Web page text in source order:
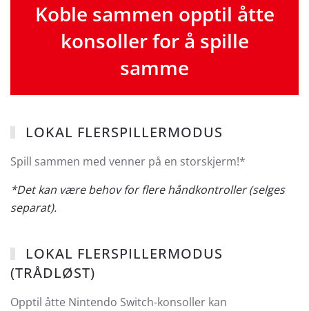
Koble sammen opptil åtte
konsoller for å spille
samme
LOKAL FLERSPILLERMODUS
Spill sammen med venner på en storskjerm!*
*Det kan være behov for flere håndkontroller (selges
separat).
LOKAL FLERSPILLERMODUS
(TRÅDLØST)
Opptil åtte Nintendo Switch-konsoller kan